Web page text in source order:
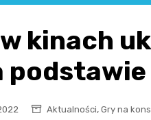
kinach
Aktualności, Gry na